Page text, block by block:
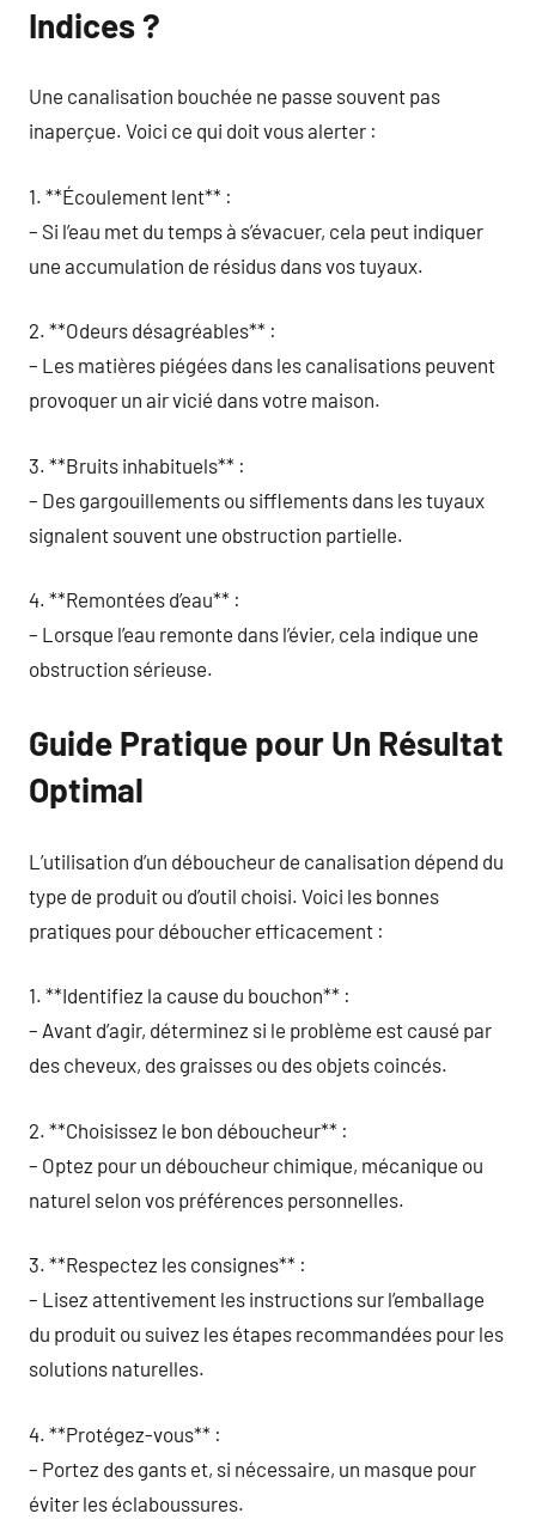
Indices ?
Une canalisation bouchée ne passe souvent pas
inaperçue. Voici ce qui doit vous alerter :
1. **Écoulement lent** :
– Si l’eau met du temps à s’évacuer, cela peut indiquer
une accumulation de résidus dans vos tuyaux.
2. **Odeurs désagréables** :
– Les matières piégées dans les canalisations peuvent
provoquer un air vicié dans votre maison.
3. **Bruits inhabituels** :
– Des gargouillements ou sifflements dans les tuyaux
signalent souvent une obstruction partielle.
4. **Remontées d’eau** :
– Lorsque l’eau remonte dans l’évier, cela indique une
obstruction sérieuse.
Guide Pratique pour Un Résultat
Optimal
L’utilisation d’un déboucheur de canalisation dépend du
type de produit ou d’outil choisi. Voici les bonnes
pratiques pour déboucher efficacement :
1. **Identifiez la cause du bouchon** :
– Avant d’agir, déterminez si le problème est causé par
des cheveux, des graisses ou des objets coincés.
2. **Choisissez le bon déboucheur** :
– Optez pour un déboucheur chimique, mécanique ou
naturel selon vos préférences personnelles.
3. **Respectez les consignes** :
– Lisez attentivement les instructions sur l’emballage
du produit ou suivez les étapes recommandées pour les
solutions naturelles.
4. **Protégez-vous** :
– Portez des gants et, si nécessaire, un masque pour
éviter les éclaboussures.